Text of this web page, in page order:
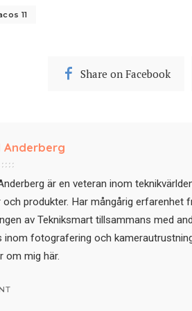
11
Share on Facebook
Anderberg
är en veteran inom
och produkter. Har mångårig erfarenhet
av Tekniksmart tillsammans med
inom fotografering och
om mig här.